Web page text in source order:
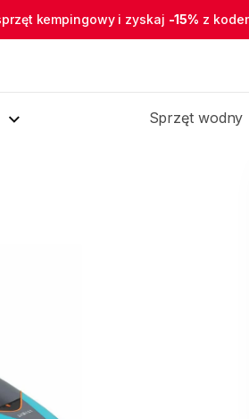
kempingowy i zyskaj -15% z
Sprzęt wodny